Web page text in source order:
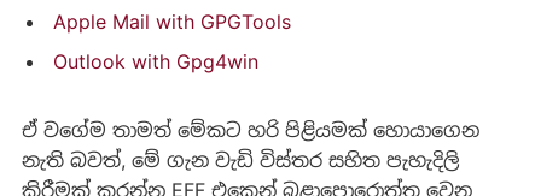
Apple Mail with GPGTools
Outlook with Gpg4win
ඒ වගේම තාමත් මේකට හරි පිළියමක් හොයාගෙන
නැති බවත්, මේ ගැන වැඩි විස්තර සහිත පැහැදිලි
කිරීමක් කරන්න EFF එකෙන් බළාපොරොත්තු වෙන